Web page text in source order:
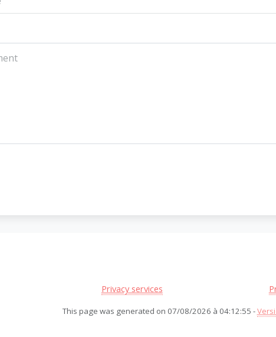
Privacy services
This page was generated on 07/08/2026 à 04:12:55 -